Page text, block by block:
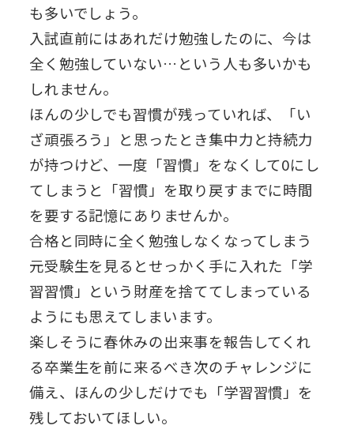
も多いでしょう。
入試直前にはあれだけ勉強したのに、今は
全く勉強していない…という人も多いかも
しれません。
ほんの少しでも習慣が残っていれば、「い
ざ頑張ろう」と思ったとき集中力と持続力
が持つけど、一度「習慣」をなくして0にし
てしまうと「習慣」を取り戻すまでに時間
を要する記憶にありませんか。
合格と同時に全く勉強しなくなってしまう
元受験生を見るとせっかく手に入れた「学
習習慣」という財産を捨ててしまっている
ようにも思えてしまいます。
楽しそうに春休みの出来事を報告してくれ
る卒業生を前に来るべき次のチャレンジに
備え、ほんの少しだけでも「学習習慣」を
残しておいてほしい。